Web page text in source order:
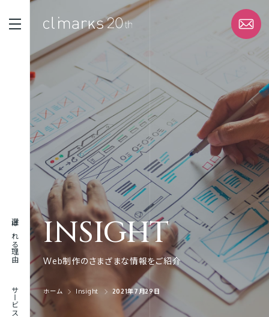
選ばれる理由
サービス
STRENGTH
選ばれる理由
SERVICE
サービス
WORK
実績
ABOUT
企業情報
RECRUIT
採用情報
INSIGHT
Web制作のさまざまな情報をご紹介
ホーム Insight 2021年7月29日